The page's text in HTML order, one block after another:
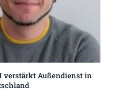
verstärkt Außendienst in